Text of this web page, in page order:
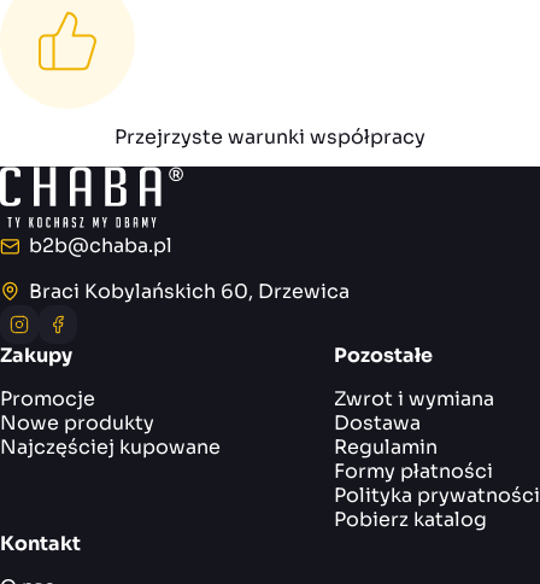
Przejrzyste warunki współpracy
E-mailb2b@chaba.pl
AdresBraci Kobylańskich 60, Drzewica
Instagram
Facebook
Zakupy
Promocje
Nowe produkty
Najczęściej kupowane
Pozostałe
Zwrot i wymiana
Dostawa
Regulamin
Formy płatności
Polityka prywatności
Pobierz katalog
Kontakt